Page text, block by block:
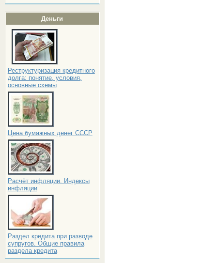
Деньги
Реструктуризация кредитного
долга: понятие, условия,
основные схемы
Цена бумажных денег СССР
Расчёт инфляции. Индексы
инфляции
Раздел кредита при разводе
супругов. Общие правила
раздела кредита